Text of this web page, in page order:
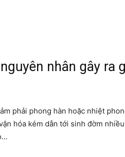
nhân gây ra
phải phong hàn hoặc nhiệt
hóa kém dẫn tới sinh đờm